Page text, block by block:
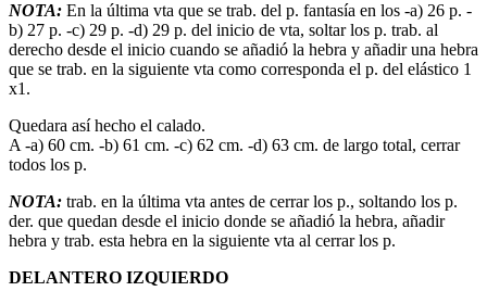
NOTA: En la última vta que se trab. del p. fantasía en los -a) 26 p. -
b) 27 p. -c) 29 p. -d) 29 p. del inicio de vta, soltar los p. trab. al
derecho desde el inicio cuando se añadió la hebra y añadir una hebra
que se trab. en la siguiente vta como corresponda el p. del elástico 1
x1.
Quedara así hecho el calado.
A -a) 60 cm. -b) 61 cm. -c) 62 cm. -d) 63 cm. de largo total, cerrar
todos los p.
NOTA: trab. en la última vta antes de cerrar los p., soltando los p.
der. que quedan desde el inicio donde se añadió la hebra, añadir
hebra y trab. esta hebra en la siguiente vta al cerrar los p.
DELANTERO IZQUIERDO